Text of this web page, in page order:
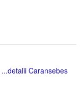
...detalii Caransebes